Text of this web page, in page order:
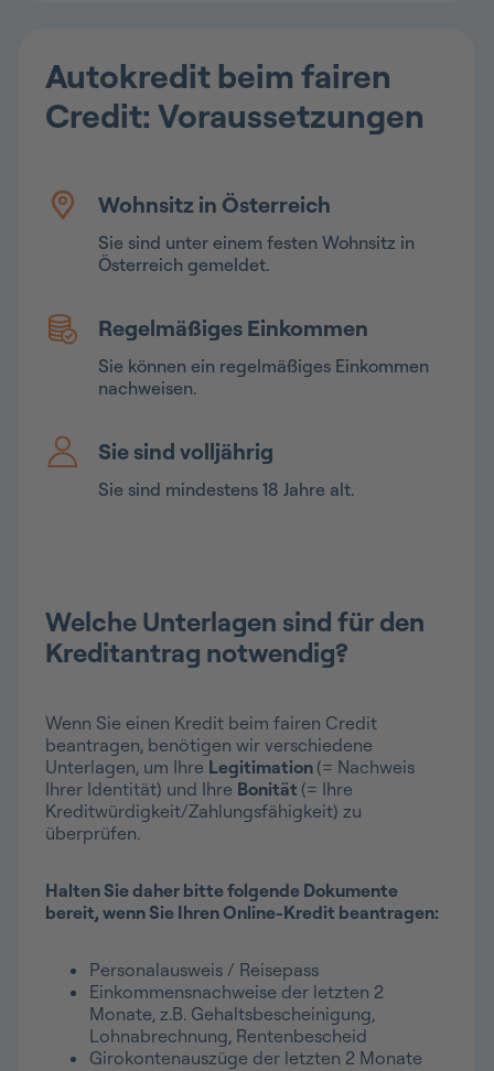
Autokredit beim fairen
Credit: Voraussetzungen
Wohnsitz in Österreich
Sie sind unter einem festen Wohnsitz in
Österreich gemeldet.
Regelmäßiges Einkommen
Sie können ein regelmäßiges Einkommen
nachweisen.
Sie sind volljährig
Sie sind mindestens 18 Jahre alt.
Welche Unterlagen sind für den
Kreditantrag notwendig?
Wenn Sie einen Kredit beim fairen Credit
beantragen, benötigen wir verschiedene
Unterlagen, um Ihre Legitimation (= Nachweis
Ihrer Identität) und Ihre Bonität (= Ihre
Kreditwürdigkeit/Zahlungsfähigkeit) zu
überprüfen.
Halten Sie daher bitte folgende Dokumente
bereit, wenn Sie Ihren Online-Kredit beantragen:
Personalausweis / Reisepass
Einkommensnachweise der letzten 2
Monate, z.B. Gehaltsbescheinigung,
Lohnabrechnung, Rentenbescheid
Girokontenauszüge der letzten 2 Monate